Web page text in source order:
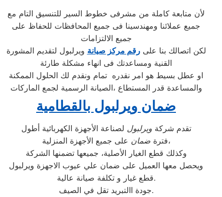
لأن متابعة كاملة من مشرفى خطوط السير للتنسيق التام مع
جميع عملائنا ومهندسينا فى جميع المحافظات للحفاظ على
جميع الالتزامات
لكن اتصالك بنا علىرقم مركز صيانة ويرلبول لتقديم المشورة
القنية ومساعدتك فى انهاء مشكلة طارئة
او عطل بسيط هو امر نقدره تمام ونقدم لك الحلول الممكنة
والمساعدة قدر المستطاع ،الصيانة الرسمية لجمع الماركات
ضمان ويرلبول بالقطامية
تقدم شركة ويرلبول لصناعة الأجهزة الكهربائية أطول
فترةضمان
على جميع الأجهزة المنزلية،
وكذلك قطع الغيار الأصلية، جميعها تضمنها الشركة
ويحصل معها العميل على ضمان علي عيوب الاجهزة ويرلبول
قطع غيار و تكلفة صيانة عالية.
جودة االتبريد تقل في الصيف.